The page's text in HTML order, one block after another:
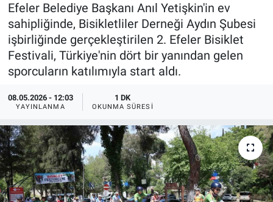
Efeler Belediye Başkanı Anıl Yetişkin'in ev
sahipliğinde, Bisikletliler Derneği Aydın Şubesi
işbirliğinde gerçekleştirilen 2. Efeler Bisiklet
Festivali, Türkiye'nin dört bir yanından gelen
sporcuların katılımıyla start aldı.
08.05.2026 - 12:03
YAYINLANMA
1 DK
OKUNMA SÜRESI